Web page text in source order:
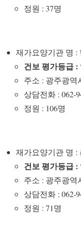
정원 : 37명
재가요양기관 명 :
건보 평가등급
주소 : 광주광역
상담전화 : 062-
정원 : 106명
재가요양기관 명 :
건보 평가등급
주소 : 광주광역
상담전화 : 062-
정원 : 71명